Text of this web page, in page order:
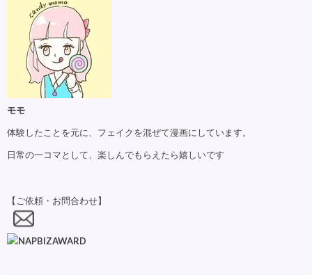
モモ
体験したことを元に、フェイクを混ぜて漫画にしています。
日常の一コマとして、楽しんでもらえたら嬉しいです
【ご依頼・お問合わせ】